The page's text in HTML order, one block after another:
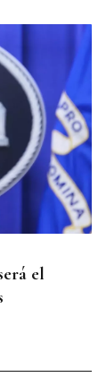
el